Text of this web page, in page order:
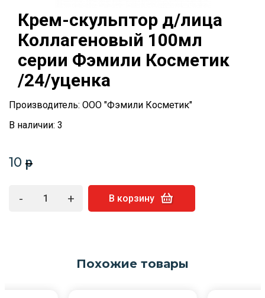
Крем-скульптор д/лица
Коллагеновый 100мл
серии Фэмили Косметик
/24/уценка
Производитель: ООО "Фэмили Косметик"
В наличии: 3
10 p
- + В корзину
Похожие товары